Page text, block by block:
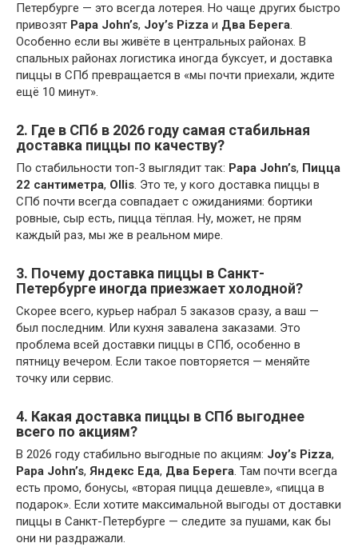
Петербурге — это всегда лотерея. Но чаще других быстро
привозят Papa John’s, Joy’s Pizza и Два Берега.
Особенно если вы живёте в центральных районах. В
спальных районах логистика иногда буксует, и доставка
пиццы в СПб превращается в «мы почти приехали, ждите
ещё 10 минут».
2. Где в СПб в 2026 году самая стабильная
доставка пиццы по качеству?
По стабильности топ-3 выглядит так: Papa John’s, Пицца
22 сантиметра, Ollis. Это те, у кого доставка пиццы в
СПб почти всегда совпадает с ожиданиями: бортики
ровные, сыр есть, пицца тёплая. Ну, может, не прям
каждый раз, мы же в реальном мире.
3. Почему доставка пиццы в Санкт-
Петербурге иногда приезжает холодной?
Скорее всего, курьер набрал 5 заказов сразу, а ваш —
был последним. Или кухня завалена заказами. Это
проблема всей доставки пиццы в СПб, особенно в
пятницу вечером. Если такое повторяется — меняйте
точку или сервис.
4. Какая доставка пиццы в СПб выгоднее
всего по акциям?
В 2026 году стабильно выгодные по акциям: Joy’s Pizza,
Papa John’s, Яндекс Еда, Два Берега. Там почти всегда
есть промо, бонусы, «вторая пицца дешевле», «пицца в
подарок». Если хотите максимальной выгоды от доставки
пиццы в Санкт-Петербурге — следите за пушами, как бы
они ни раздражали.